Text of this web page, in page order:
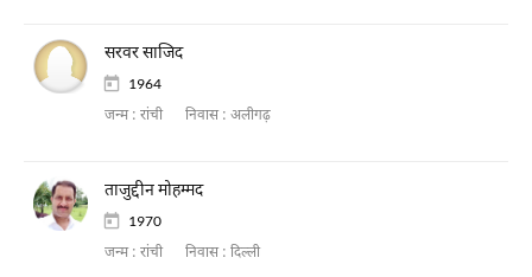
सरवर साजिद
1964
जन्म : रांची निवास : अलीगढ़
ताजुद्दीन मोहम्मद
1970
जन्म : रांची निवास : दिल्ली